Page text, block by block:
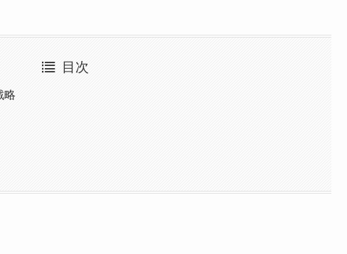
目次
略